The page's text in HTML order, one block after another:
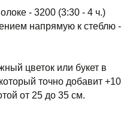
- 3200 (3:30 - 4 ч.)
напрямую к стеблю -
цветок или букет в
точно добавит +10
от 25 до 35 см.